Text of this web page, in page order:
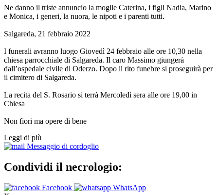
Ne danno il triste annuncio la moglie Caterina, i figli Nadia, Marino
e Monica, i generi, la nuora, le nipoti e i parenti tutti.
Salgareda, 21 febbraio 2022
I funerali avranno luogo Giovedì 24 febbraio alle ore 10,30 nella
chiesa parrocchiale di Salgareda. Il caro Massimo giungerà
dall’ospedale civile di Oderzo. Dopo il rito funebre si proseguirà per
il cimitero di Salgareda.
La recita del S. Rosario si terrà Mercoledì sera alle ore 19,00 in
Chiesa
Non fiori ma opere di bene
Leggi di più
Messaggio di cordoglio
Condividi il necrologio:
Facebook
WhatsApp